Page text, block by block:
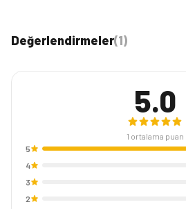
Değerlendirmeler(1)
5.0
1 ortalama puan
5
4
3
2